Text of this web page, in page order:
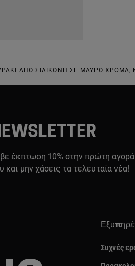
ΑΠΌ ΣΙΛΙΚΌΝΗ ΣΕ ΜΑΎΡΟ ΧΡΏΜΑ,
έκπτωση 10% στην πρώτη αγορά
και μην χάσεις τα τελευταία νέα!
Συχνές